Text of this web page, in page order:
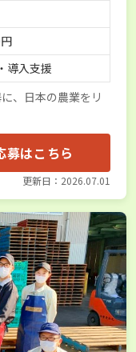
導入支援
、日本の農業をリ
募はこちら
更新日：2026.07.01